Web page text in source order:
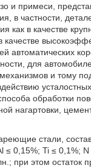
и примеси,
в частности,
как в качестве
качестве
автоматических
для
и тому
обработки
нагартовки,
стали,
0,15%; Ti ≤ 0,1%;
этом остаток